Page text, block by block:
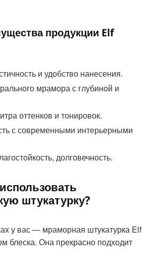
продукции Elf
и удобство нанесения.
мрамора с глубиной и
оттенков и тонировок.
с современными интерьерными
долговечность.
штукатурку?
у вас — мраморная штукатурка Elf
блеска. Она прекрасно подходит